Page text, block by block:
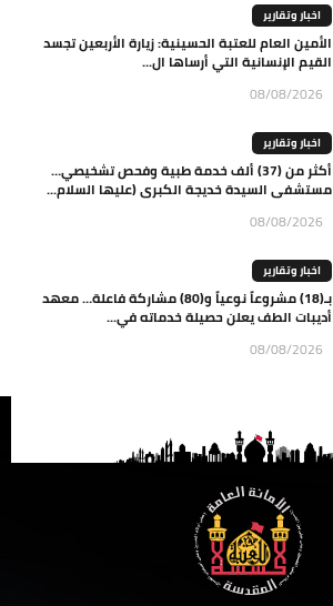
اخبار وتقارير
الأمين العام للعتبة الحسينية: زيارة الأربعين تجسد
القيم الإنسانية التي أرساها ال...
08/08/2026
اخبار وتقارير
أكثر من (37) ألف خدمة طبية وفحص تشخيصي…
مستشفى السيدة خديجة الكبرى (عليها السلام...
08/08/2026
اخبار وتقارير
بـ(18) مشروعاً نوعياً و(80) مشاركة فاعلة… معهد
أديبات الطف يعلن حصيلة خدماته في...
08/08/2026